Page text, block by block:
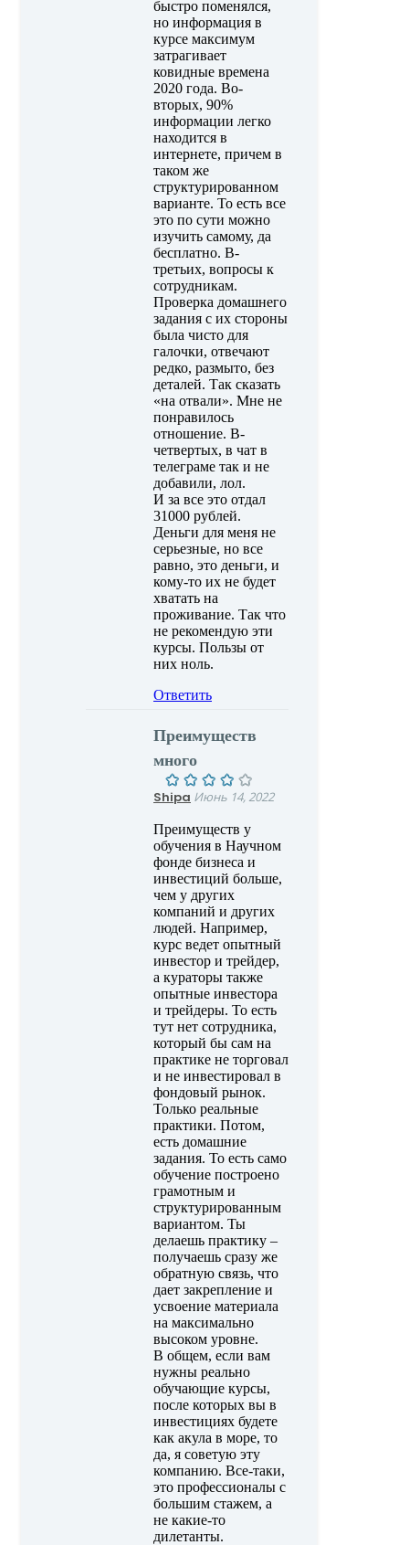
быстро поменялся,
но информация в
курсе максимум
затрагивает
ковидные времена
2020 года. Во-
вторых, 90%
информации легко
находится в
интернете, причем в
таком же
структурированном
варианте. То есть все
это по сути можно
изучить самому, да
бесплатно. В-
третьих, вопросы к
сотрудникам.
Проверка домашнего
задания с их стороны
была чисто для
галочки, отвечают
редко, размыто, без
деталей. Так сказать
«на отвали». Мне не
понравилось
отношение. В-
четвертых, в чат в
телеграме так и не
добавили, лол.
И за все это отдал
31000 рублей.
Деньги для меня не
серьезные, но все
равно, это деньги, и
кому-то их не будет
хватать на
проживание. Так что
не рекомендую эти
курсы. Пользы от
них ноль.
Ответить
Преимуществ
много
Shipa Июнь 14, 2022
Преимуществ у
обучения в Научном
фонде бизнеса и
инвестиций больше,
чем у других
компаний и других
людей. Например,
курс ведет опытный
инвестор и трейдер,
а кураторы также
опытные инвестора
и трейдеры. То есть
тут нет сотрудника,
который бы сам на
практике не торговал
и не инвестировал в
фондовый рынок.
Только реальные
практики. Потом,
есть домашние
задания. То есть само
обучение построено
грамотным и
структурированным
вариантом. Ты
делаешь практику –
получаешь сразу же
обратную связь, что
дает закрепление и
усвоение материала
на максимально
высоком уровне.
В общем, если вам
нужны реально
обучающие курсы,
после которых вы в
инвестициях будете
как акула в море, то
да, я советую эту
компанию. Все-таки,
это профессионалы с
большим стажем, а
не какие-то
дилетанты.